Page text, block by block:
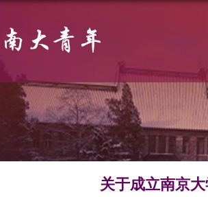
关于成立南京